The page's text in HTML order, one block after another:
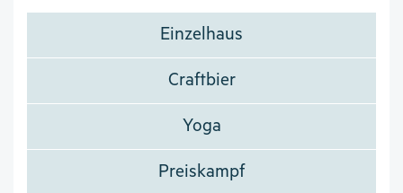
Einzelhaus
Craftbier
Yoga
Preiskampf